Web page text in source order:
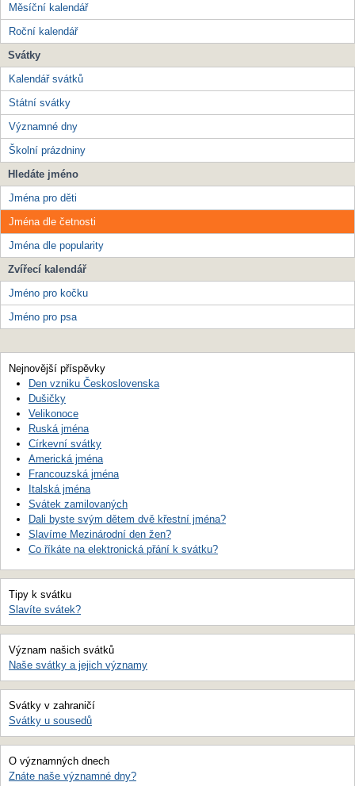
Měsíční kalendář
Roční kalendář
Svátky
Kalendář svátků
Státní svátky
Významné dny
Školní prázdniny
Hledáte jméno
Jména pro děti
Jména dle četnosti
Jména dle popularity
Zvířecí kalendář
Jméno pro kočku
Jméno pro psa
Nejnovější příspěvky
Den vzniku Československa
Dušičky
Velikonoce
Ruská jména
Církevní svátky
Americká jména
Francouzská jména
Italská jména
Svátek zamilovaných
Dali byste svým dětem dvě křestní jména?
Slavíme Mezinárodní den žen?
Co říkáte na elektronická přání k svátku?
Tipy k svátku
Slavíte svátek?
Význam našich svátků
Naše svátky a jejich významy
Svátky v zahraničí
Svátky u sousedů
O významných dnech
Znáte naše významné dny?